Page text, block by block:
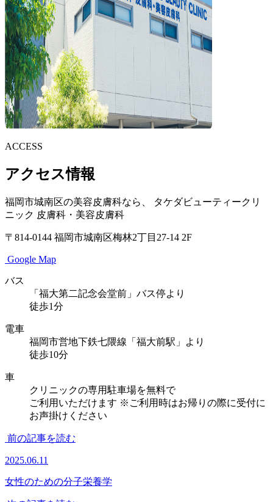
ACCESS
アクセス情報
福岡市城南区の美容皮膚科なら、
タケダビューティークリ
ニック 皮膚科・美容皮膚科
〒814-0144 福岡市城南区梅林2丁目27-14 2F
Google Map
バス
「福大第二記念会堂前」バス停より
徒歩1分
電車
福岡市営地下鉄七隈線「福大前駅」より
徒歩10分
車
クリニックの専用駐車場を無料で
ご利用いただけます ※ご利用時はお帰りの際に受付に
お声掛けください
前の記事を読む
2025.06.11
女性のための分子栄養学